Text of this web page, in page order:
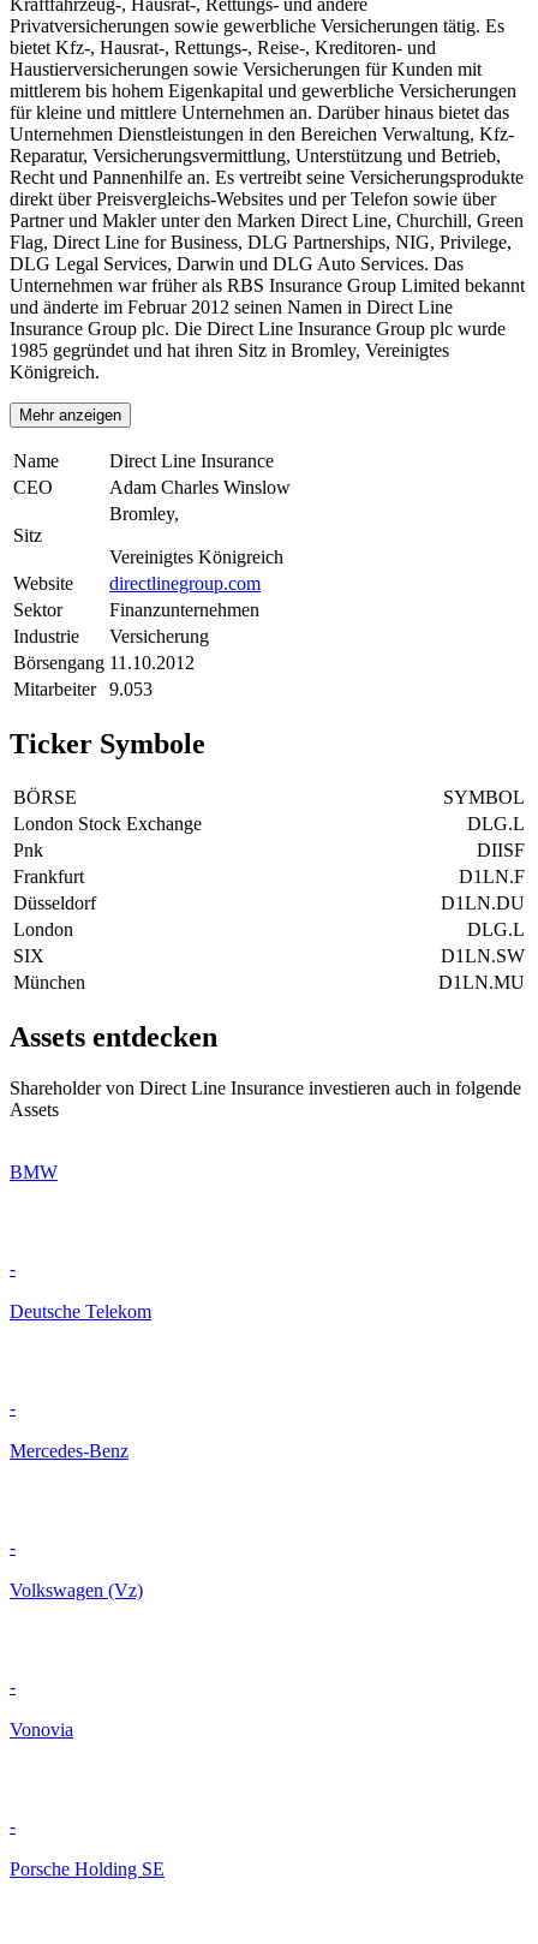
Kraftfahrzeug-, Hausrat-, Rettungs- und andere
Privatversicherungen sowie gewerbliche Versicherungen tätig. Es
bietet Kfz-, Hausrat-, Rettungs-, Reise-, Kreditoren- und
Haustierversicherungen sowie Versicherungen für Kunden mit
mittlerem bis hohem Eigenkapital und gewerbliche Versicherungen
für kleine und mittlere Unternehmen an. Darüber hinaus bietet das
Unternehmen Dienstleistungen in den Bereichen Verwaltung, Kfz-
Reparatur, Versicherungsvermittlung, Unterstützung und Betrieb,
Recht und Pannenhilfe an. Es vertreibt seine Versicherungsprodukte
direkt über Preisvergleichs-Websites und per Telefon sowie über
Partner und Makler unter den Marken Direct Line, Churchill, Green
Flag, Direct Line for Business, DLG Partnerships, NIG, Privilege,
DLG Legal Services, Darwin und DLG Auto Services. Das
Unternehmen war früher als RBS Insurance Group Limited bekannt
und änderte im Februar 2012 seinen Namen in Direct Line
Insurance Group plc. Die Direct Line Insurance Group plc wurde
1985 gegründet und hat ihren Sitz in Bromley, Vereinigtes
Königreich.
Mehr anzeigen
Name
Direct Line Insurance
CEO
Adam Charles Winslow
Sitz
Bromley,
Vereinigtes Königreich
Website
directlinegroup.com
Sektor
Finanzunternehmen
Industrie
Versicherung
Börsengang 11.10.2012
Mitarbeiter
9.053
Ticker Symbole
BÖRSE
SYMBOL
London Stock Exchange
DLG.L
Pnk
DIISF
Frankfurt
D1LN.F
Düsseldorf
D1LN.DU
London
DLG.L
SIX
D1LN.SW
München
D1LN.MU
Assets entdecken
Shareholder von Direct Line Insurance investieren auch in folgende
Assets
BMW
-
Deutsche Telekom
-
Mercedes-Benz
-
Volkswagen (Vz)
-
Vonovia
-
Porsche Holding SE